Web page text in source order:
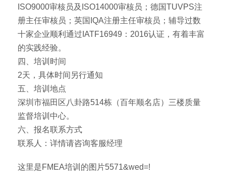
ISO9000审核员及ISO14000审核员；德国TUVPS注
册主任审核员；英国IQA注册主任审核员；辅导过数
十家企业顺利通过IATF16949：2016认证，有着丰富
的实践经验。
四、培训时间
2天，具体时间另行通知
五、培训地点
深圳市福田区八卦路514栋（百年顺名店）三楼质量
监督培训中心。
六、报名联系方式
联系人：详情请咨询客服经理
这里是FMEA培训的图片5571&wed=!